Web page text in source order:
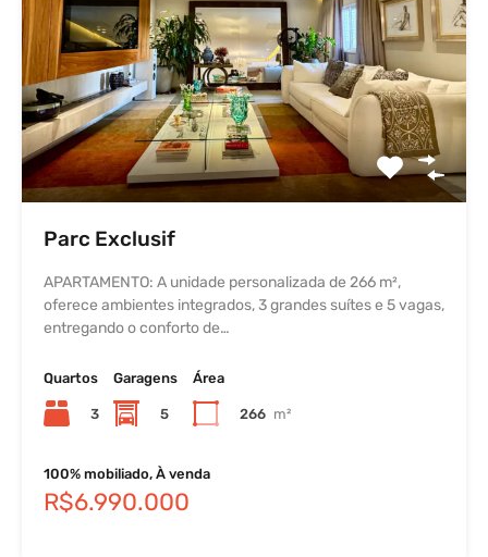
Parc Exclusif
APARTAMENTO: A unidade personalizada de 266 m²,
oferece ambientes integrados, 3 grandes suítes e 5 vagas,
entregando o conforto de…
Quartos
3
Garagens
5
Área
266 m²
100% mobiliado, À venda
R$6.990.000